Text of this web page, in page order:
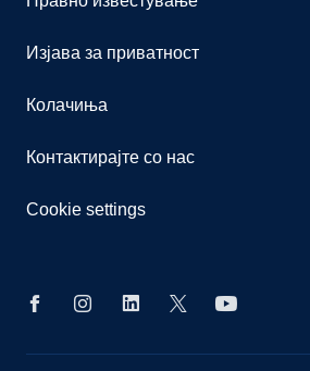
Изјава за приватност
Колачиња
Контактирајте со нас
Cookie settings